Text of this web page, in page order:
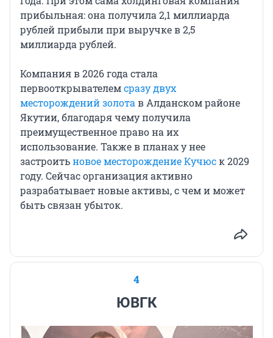
прибыльная: она получила 2,1 миллиарда
рублей прибыли при выручке в 2,5
миллиарда рублей.
Компания в 2026 года стала
первооткрывателемсразу двух
месторождений золота в Алданском районе
Якутии, благодаря чему получила
преимущественное право на их
использование. Также в планах у нее
застроитьновое месторождение Кучюск 2029
году. Сейчас организация активно
разрабатывает новые активы, с чем и может
быть связан убыток.
4
ЮВГК